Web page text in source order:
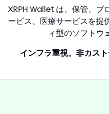
XRPH Wallet は、保管、ブ
ービス、医療サービスを提
ィ型のソフトウ
インフラ重視。非カス